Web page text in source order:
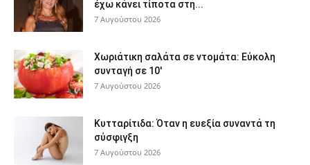
έχω κάνει τίποτα στη...
7 Αυγούστου 2026
Χωριάτικη σαλάτα σε ντομάτα: Εύκολη
συνταγή σε 10′
7 Αυγούστου 2026
Κυτταρίτιδα: Όταν η ευεξία συναντά τη
σύσφιγξη
7 Αυγούστου 2026